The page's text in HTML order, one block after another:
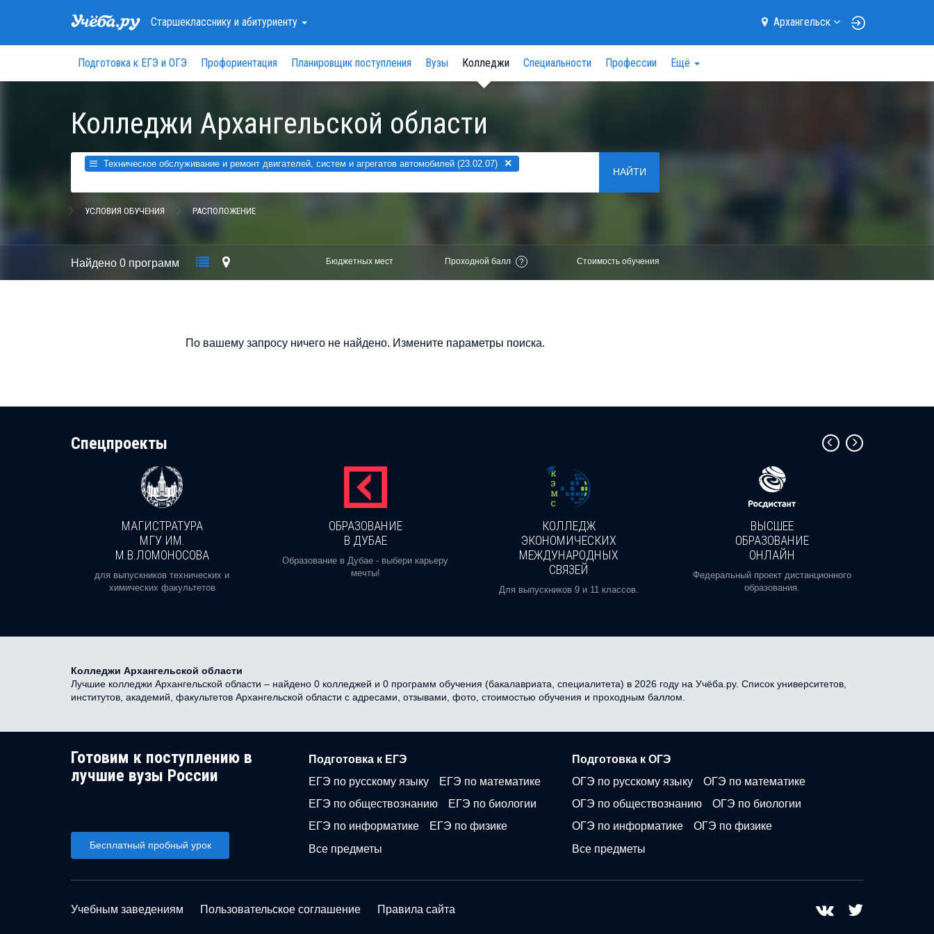
Старшеклассникуи абитуриенту Архангельск
Подготовка к ЕГЭ и ОГЭ Профориентация Планировщик поступления Вузы Колледжи Специальности Профессии Ещё
Колледжи Архангельской области
Техническое обслуживание и ремонт двигателей, систем и агрегатов автомобилей (23.02.07) ×
НАЙТИ
УСЛОВИЯ ОБУЧЕНИЯ РАСПОЛОЖЕНИЕ
Найдено 0 программ Бюджетных мест Проходной балл ? Стоимость обучения
По вашему запросу ничего не найдено. Измените параметры поиска.
Cпецпроекты
МАГИСТРАТУРА
МГУ ИМ.
М.В.ЛОМОНОСОВА
для выпускников технических и
химических факультетов
ОБРАЗОВАНИЕ
В ДУБАЕ
Образование в Дубае - выбери карьеру
мечты!
КОЛЛЕДЖ
ЭКОНОМИЧЕСКИХ
МЕЖДУНАРОДНЫХ
СВЯЗЕЙ
Для выпускников 9 и 11 классов.
ВЫСШЕЕ
ОБРАЗОВАНИЕ
ОНЛАЙН
Федеральный проект дистанционного
образования.
Колледжи Архангельской области
Лучшие колледжи Архангельской области – найдено 0 колледжей и 0 программ обучения (бакалавриата, специалитета) в 2026 году на Учёба.ру. Список университетов,
институтов, академий, факультетов Архангельской области с адресами, отзывами, фото, стоимостью обучения и проходным баллом.
Готовим к поступлению в
лучшие вузы России
Бесплатный пробный урок
Подготовка к ЕГЭ
ЕГЭ по русскому языку
ЕГЭ по математике
ЕГЭ по обществознанию
ЕГЭ по биологии
ЕГЭ по информатике
ЕГЭ по физике
Все предметы
Подготовка к ОГЭ
ОГЭ по русскому языку
ОГЭ по математике
ОГЭ по обществознанию
ОГЭ по биологии
ОГЭ по информатике
ОГЭ по физике
Все предметы
Учебным заведениям Пользовательское соглашение Правила сайта